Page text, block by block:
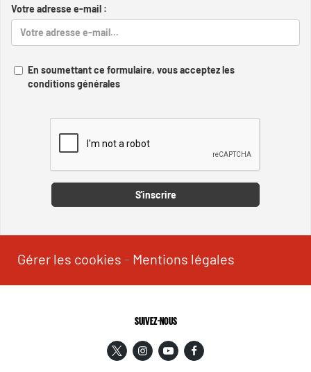
Votre adresse e-mail :
En soumettant ce formulaire, vous acceptez les
conditions générales
S'inscrire
Gérer les cookies - Mentions légales
SUIVEZ-NOUS